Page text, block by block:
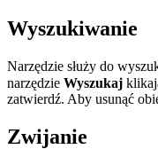
Wyszukiwanie
Narzędzie służy do
narzędzie Wyszukaj
zatwierdź. Aby usunąć
Zwijanie